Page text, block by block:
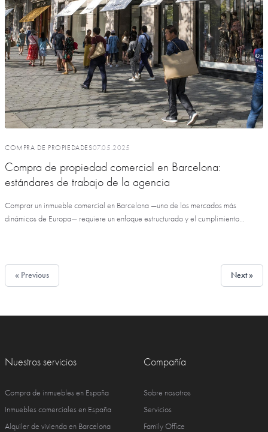
COMPRA DE PROPIEDADES07.05.2025
Compra de propiedad comercial en Barcelona:
estándares de trabajo de la agencia
Comprar un inmueble comercial en Barcelona —uno de los mercados más
dinámicos de Europa— requiere un enfoque estructurado y el cumplimiento...
« Previous Next »
Nuestros servicios
Compra de inmuebles en España
Inmuebles comerciales en España
Alquiler de vivienda en Barcelona
Compañía
Sobre nosotros
Servicios
Family Office